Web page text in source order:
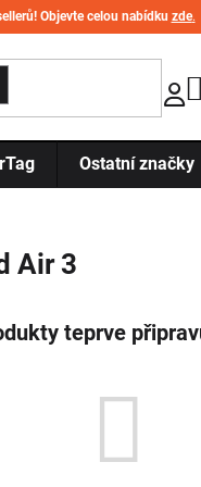
Objevte celou nabídku zde.
Ostatní značky
Air 3
teprve